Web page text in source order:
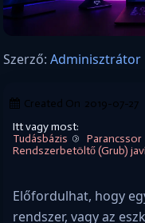
Szerző: Adminisztrátor
Created On 2019-07-27
Itt vagy most:
Tudásbázis
Parancssor
Rendszerbetöltő (Grub)
Előfordulhat, hogy
rendszer, vagy az